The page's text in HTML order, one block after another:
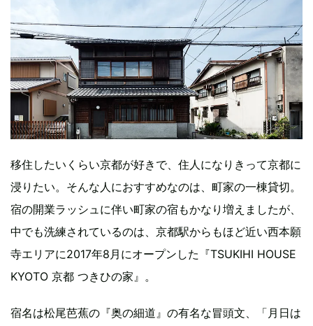
移住したいくらい京都が好きで、住人になりきって京都に
浸りたい。そんな人におすすめなのは、町家の一棟貸切。
宿の開業ラッシュに伴い町家の宿もかなり増えましたが、
中でも洗練されているのは、京都駅からもほど近い西本願
寺エリアに2017年8月にオープンした『TSUKIHI HOUSE
KYOTO 京都 つきひの家』。
宿名は松尾芭蕉の『奥の細道』の有名な冒頭文、「月日は